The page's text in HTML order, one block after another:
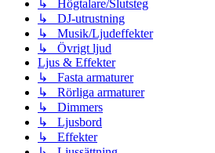
↳ Högtalare/Slutsteg
↳ DJ-utrustning
↳ Musik/Ljudeffekter
↳ Övrigt ljud
Ljus & Effekter
↳ Fasta armaturer
↳ Rörliga armaturer
↳ Dimmers
↳ Ljusbord
↳ Effekter